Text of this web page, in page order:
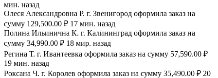
мин. назад
Олеся Александровна Р. г. Звенигород оформила заказ на
сумму 129,500.00 ₽ 17 мин. назад
Полина Ильинична К. г. Калининград оформила заказ на
сумму 34,990.00 ₽ 18 мир. назад
Регина Т. г. Ивантеевка оформила заказ на сумму 57,590.00 ₽
19 мин. назад
Роксана Ч. г. Королев оформила заказ на сумму 35,490.00 ₽ 20